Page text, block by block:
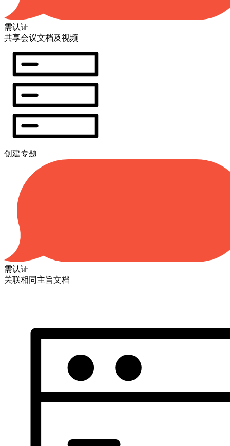
需认证
共享会议文档及视频
创建专题
需认证
关联相同主旨文档